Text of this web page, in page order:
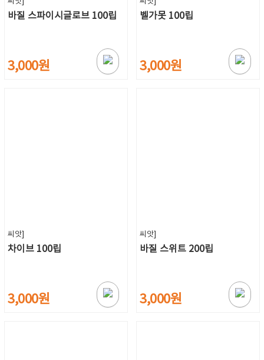
바질 스파이시글로브 100립
3,000원
벨가못 100립
3,000원
씨앗]
차이브 100립
3,000원
씨앗]
바질 스위트 200립
3,000원